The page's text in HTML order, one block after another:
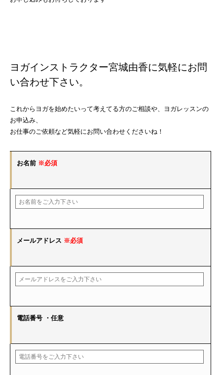
ヨガインストラクター宮城由香に気軽にお問
い合わせ下さい。
これからヨガを始めたいって考えてる方のご相談や、ヨガレッスンの
お申込み、
お仕事のご依頼など気軽にお問い合わせくださいね！
お名前 ※必須
メールアドレス ※必須
電話番号 ・任意